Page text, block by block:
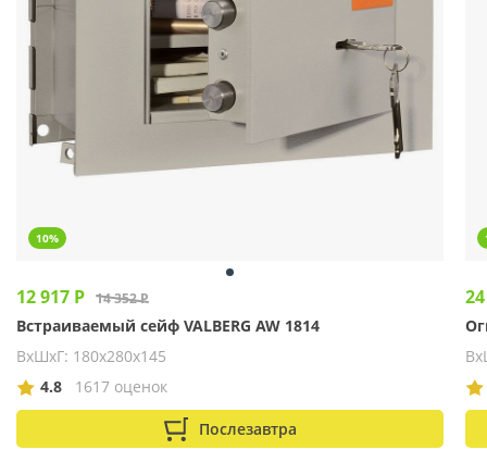
10%
12 917 Р 14 352 Р
Встраиваемый сейф VALBERG AW 1814
ВхШхГ: 180х280х145
4.8
1617 оценок
Послезавтра